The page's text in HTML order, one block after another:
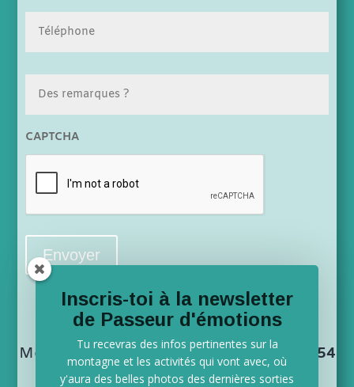
Téléphone *
Des
CAPTCHA
Grégoire Lestienne – Guide de Haute
Montagne – Chamonix –+33 (0)6 25 02 54
97
Inscris-toi à la newsletter
de Passeur d'émotions
Tu recevras des infos pertinentes sur la
montagne et les activités qui vont avec, où
y'aura des belles photos des dernières sorties